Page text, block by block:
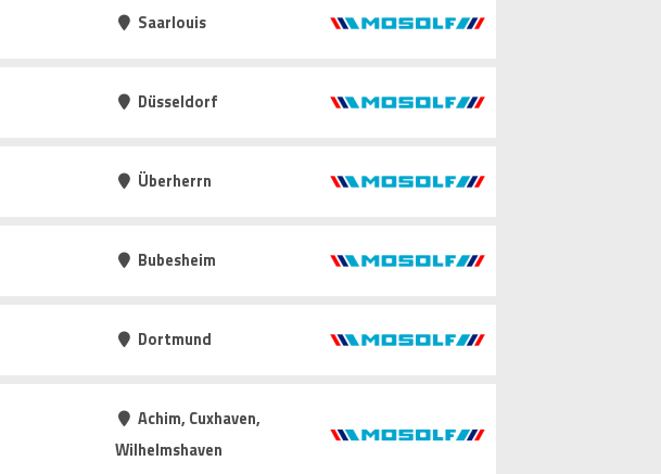
Saarlouis
Düsseldorf
Überherrn
Bubesheim
Dortmund
Achim, Cuxhaven,
Wilhelmshaven